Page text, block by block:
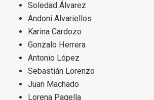
Soledad Álvarez
Andoni Alvariellos
Karina Cardozo
Gonzalo Herrera
Antonio López
Sebastián Lorenzo
Juan Machado
Lorena Pagella